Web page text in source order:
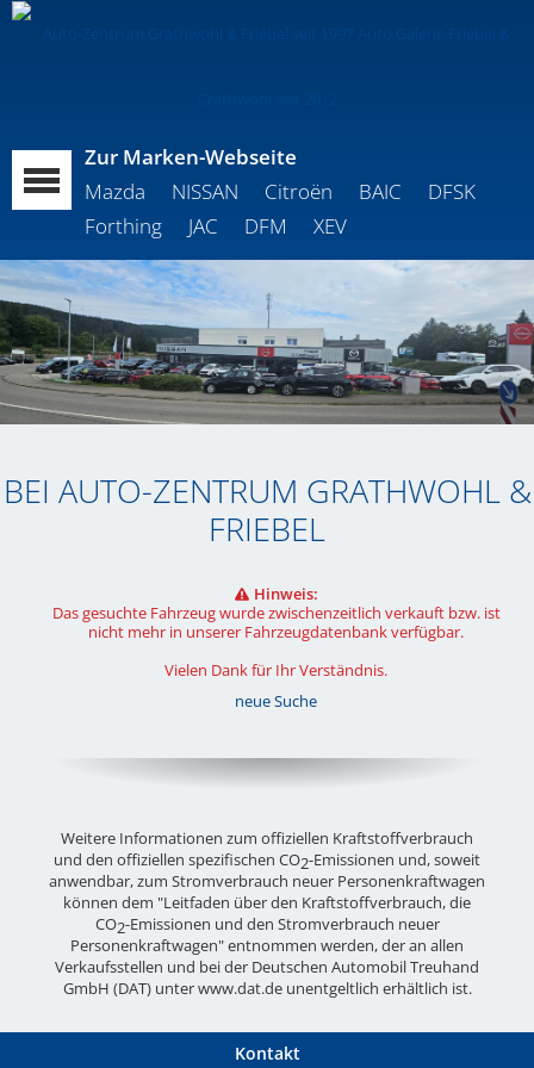
Zur Marken-Webseite
Mazda
NISSAN Citroën BAIC
DFSK
Forthing
JAC DFM XEV
BEI AUTO-ZENTRUM GRATHWOHL &
FRIEBEL
Hinweis:
Das gesuchte Fahrzeug wurde zwischenzeitlich verkauft bzw. ist
nicht mehr in unserer Fahrzeugdatenbank verfügbar.
Vielen Dank für Ihr Verständnis.
neue Suche
Weitere Informationen zum offiziellen Kraftstoffverbrauch
und den offiziellen spezifischen CO2-Emissionen und, soweit
anwendbar, zum Stromverbrauch neuer Personenkraftwagen
können dem "Leitfaden über den Kraftstoffverbrauch, die
CO2-Emissionen und den Stromverbrauch neuer
Personenkraftwagen" entnommen werden, der an allen
Verkaufsstellen und bei der Deutschen Automobil Treuhand
GmbH (DAT) unterwww.dat.deunentgeltlich erhältlich ist.
Kontakt